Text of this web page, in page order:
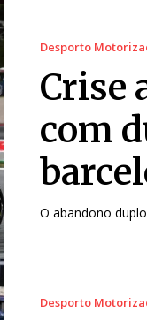
Desporto
Crise
com
O abandono
Desporto